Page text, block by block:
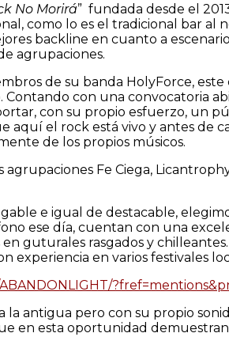
No Morirá” fundada desde el
como lo es el tradicional bar
backline en cuanto a
agrupaciones.
de su banda HolyForce,
con una convocatoria
con su propio esfuerzo, un
el rock está vivo y antes de
de los propios músicos.
Fe Ciega,
e igual de destacable,
ese día, cuentan con una
guturales rasgados y
experiencia en varios festivales
la antigua pero con su propio
en esta oportunidad